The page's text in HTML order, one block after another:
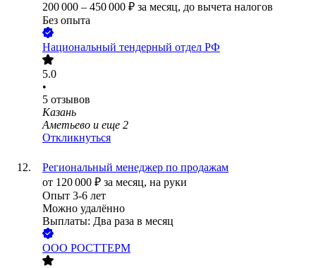
200 000 – 450 000 ₽ за месяц, до вычета налогов
Без опыта
Национальный тендерный отдел РФ
5.0
•
5 отзывов
Казань
Аметьево и еще 2
Откликнуться
Региональный менеджер по продажам
от 120 000 ₽ за месяц, на руки
Опыт 3-6 лет
Можно удалённо
Выплаты: Два раза в месяц
ООО РОСТТЕРМ